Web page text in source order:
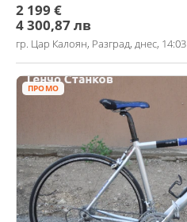
2 199 €
4 300,87 лв
гр. Цар Калоян, Разград, днес, 14:03
ПРОМО